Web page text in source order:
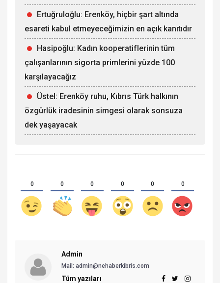
Ertuğruloğlu: Erenköy, hiçbir şart altında
esareti kabul etmeyeceğimizin en açık kanıtıdır
Hasipoğlu: Kadın kooperatiflerinin tüm
çalışanlarının sigorta primlerini yüzde 100
karşılayacağız
Üstel: Erenköy ruhu, Kıbrıs Türk halkının
özgürlük iradesinin simgesi olarak sonsuza
dek yaşayacak
0 0 0 0 0 0
Admin
Mail: admin@nehaberkibris.com
Tüm yazıları